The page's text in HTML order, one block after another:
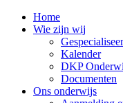
Home
Wie zijn wij
Kalender
DKP
Documenten
Ons onderwijs